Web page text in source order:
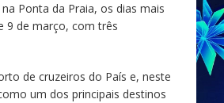
Ponta da Praia, os dias mais
9 de março, com três
de cruzeiros do País e, neste
um dos principais destinos